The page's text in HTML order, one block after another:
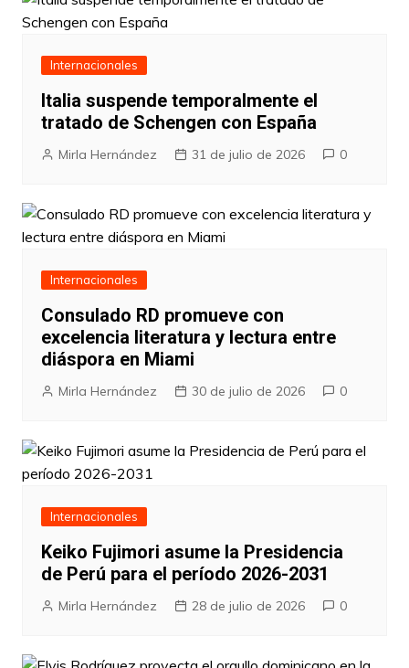
Internacionales
Italia suspende temporalmente el
tratado de Schengen con España
Mirla Hernández 31 de julio de 2026 0
Internacionales
Consulado RD promueve con
excelencia literatura y lectura entre
diáspora en Miami
Mirla Hernández 30 de julio de 2026 0
Internacionales
Keiko Fujimori asume la Presidencia
de Perú para el período 2026-2031
Mirla Hernández 28 de julio de 2026 0